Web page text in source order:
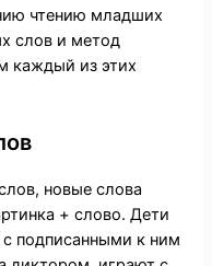
чтению младших
слов и метод
каждый из этих
новые слова
+ слово. Дети
с подписанными к ним